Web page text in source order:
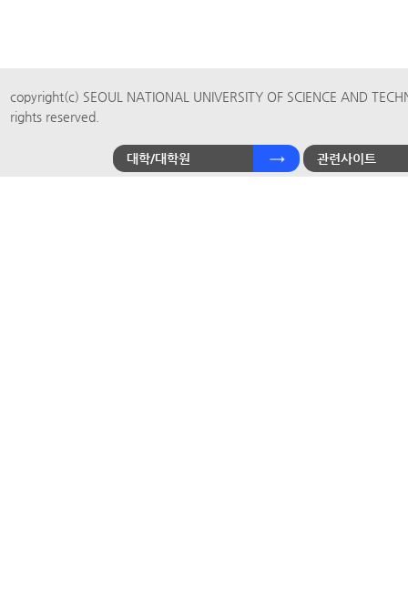
copyright(c) SEOUL NATIONAL UNIVERSITY OF SCIENCE AND
rights reserved.
대학/대학원 관련사이트